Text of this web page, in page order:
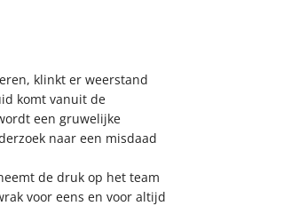
klinkt er weerstand
komt vanuit de
een gruwelijke
naar een misdaad
de druk op het team
voor eens en voor altijd